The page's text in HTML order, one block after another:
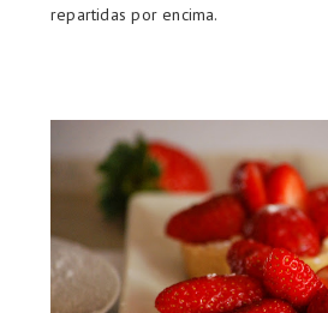
repartidas por encima.